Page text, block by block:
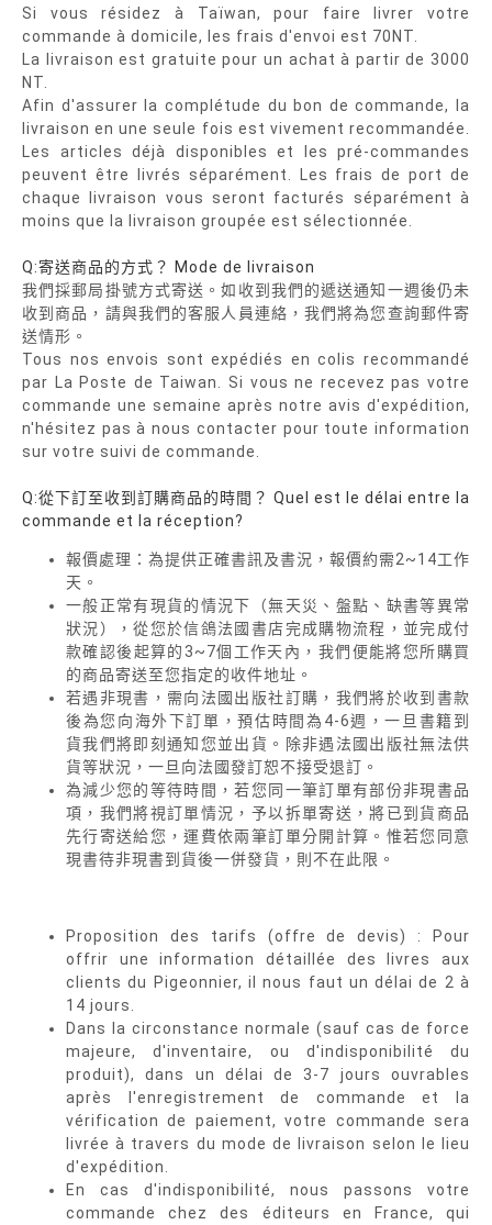
Si vous résidez à Taïwan, pour faire livrer votre
commande à domicile, les frais d'envoi est 70NT.
La livraison est gratuite pour un achat à partir de 3000
NT.
Afin d'assurer la complétude du bon de commande, la
livraison en une seule fois est vivement recommandée.
Les articles déjà disponibles et les pré-commandes
peuvent être livrés séparément. Les frais de port de
chaque livraison vous seront facturés séparément à
moins que la livraison groupée est sélectionnée.
Q:寄送商品的方式？ Mode de livraison
我們採郵局掛號方式寄送。如收到我們的遞送通知一週後仍未
收到商品，請與我們的客服人員連絡，我們將為您查詢郵件寄
送情形。
Tous nos envois sont expédiés en colis recommandé
par La Poste de Taiwan. Si vous ne recevez pas votre
commande une semaine après notre avis d'expédition,
n'hésitez pas à nous contacter pour toute information
sur votre suivi de commande.
Q:從下訂至收到訂購商品的時間？ Quel est le délai entre la
commande et la réception?
報價處理：為提供正確書訊及書況，報價約需2~14工作
天。
一般正常有現貨的情況下（無天災、盤點、缺書等異常
狀況），從您於信鴿法國書店完成購物流程，並完成付
款確認後起算的3~7個工作天內，我們便能將您所購買
的商品寄送至您指定的收件地址。
若遇非現書，需向法國出版社訂購，我們將於收到書款
後為您向海外下訂單，預估時間為4-6週，一旦書籍到
貨我們將即刻通知您並出貨。除非遇法國出版社無法供
貨等狀況，一旦向法國發訂恕不接受退訂。
為減少您的等待時間，若您同一筆訂單有部份非現書品
項，我們將視訂單情況，予以拆單寄送，將已到貨商品
先行寄送給您，運費依兩筆訂單分開計算。惟若您同意
現書待非現書到貨後一併發貨，則不在此限。
Proposition des tarifs (offre de devis) : Pour
offrir une information détaillée des livres aux
clients du Pigeonnier, il nous faut un délai de 2 à
14 jours.
Dans la circonstance normale (sauf cas de force
majeure, d'inventaire, ou d'indisponibilité du
produit), dans un délai de 3-7 jours ouvrables
après l'enregistrement de commande et la
vérification de paiement, votre commande sera
livrée à travers du mode de livraison selon le lieu
d'expédition.
En cas d'indisponibilité, nous passons votre
commande chez des éditeurs en France, qui